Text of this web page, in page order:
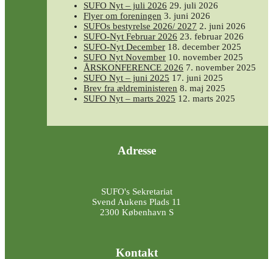
SUFO Nyt – juli 2026 29. juli 2026
Flyer om foreningen 3. juni 2026
SUFOs bestyrelse 2026/ 2027 2. juni 2026
SUFO-Nyt Februar 2026 23. februar 2026
SUFO-Nyt December 18. december 2025
SUFO Nyt November 10. november 2025
ÅRSKONFERENCE 2026 7. november 2025
SUFO Nyt – juni 2025 17. juni 2025
Brev fra ældreministeren 8. maj 2025
SUFO Nyt – marts 2025 12. marts 2025
Adresse
SUFO's Sekretariat
Svend Aukens Plads 11
2300 København S
Kontakt